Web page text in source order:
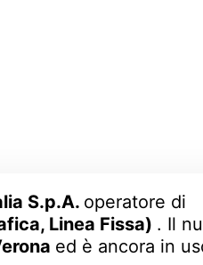
S.p.A. operatore di
Linea Fissa) . Il
ed è ancora in